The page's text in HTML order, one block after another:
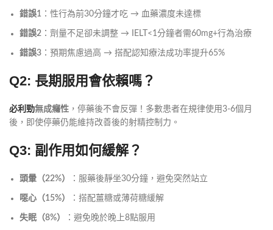
錯誤1 ：性行為前30分鐘才吃 → 血藥濃度未達標
錯誤2 ：劑量不足卻未調整 → IELT<1分鐘者需60mg+行為治療
錯誤3 ：預期焦慮過高 → 搭配認知療法成功率提升65%
Q2: 長期服用會依賴嗎？
必利勁無成癮性 ，停藥後不會反彈！多數患者在規律使用3-6個月
後，即使停藥仍能維持改善後的射精控制力。
Q3: 副作用如何緩解？
頭暈（22%） ：服藥後靜坐30分鐘，避免突然站立
噁心（15%） ：搭配薑糖或薄荷糖緩解
失眠（8%） ：避免晚於晚上8點服用